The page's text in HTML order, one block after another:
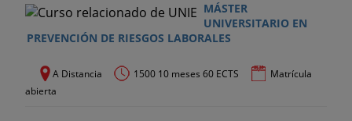
MÁSTER
UNIVERSITARIO EN
PREVENCIÓN DE RIESGOS LABORALES
A Distancia 1500 10 meses 60 ECTS
Matrícula
abierta